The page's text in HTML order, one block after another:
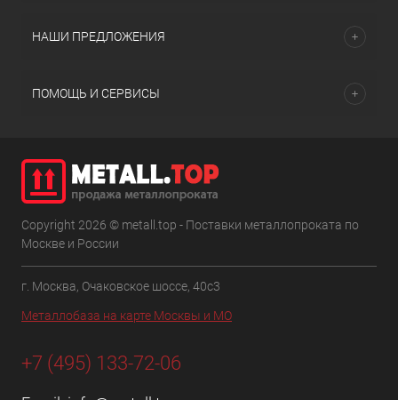
НАШИ ПРЕДЛОЖЕНИЯ
ПОМОЩЬ И СЕРВИСЫ
Copyright 2026 © metall.top - Поставки металлопроката по
Москве и России
г. Москва, Очаковское шоссе, 40с3
Металлобаза на карте Москвы и МО
+7 (495) 133-72-06